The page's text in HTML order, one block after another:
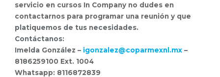
servicio en cursos In Company no dudes en
contactarnos para programar una reunión y que
platiquemos de tus necesidades.
Contáctanos:
Imelda González – igonzalez@coparmexnl.mx –
8186259100 Ext. 1004
Whatsapp: 8116872839